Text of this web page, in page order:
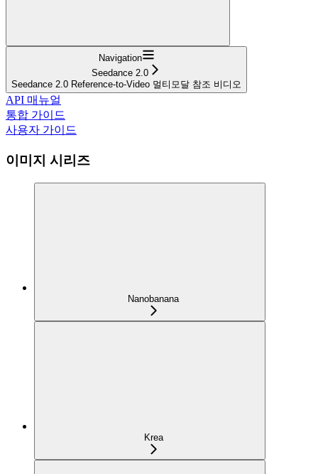
Navigation
Seedance 2.0
Seedance 2.0 Reference-to-Video 멀티모달 참조 비디오
API 매뉴얼
통합 가이드
사용자 가이드
이미지 시리즈
Nanobanana
Krea